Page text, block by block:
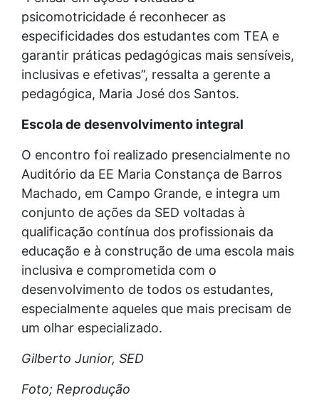
psicomotricidade é reconhecer as
especificidades dos estudantes com TEA e
garantir práticas pedagógicas mais sensíveis,
inclusivas e efetivas”, ressalta a gerente a
pedagógica, Maria José dos Santos.
Escola de desenvolvimento integral
O encontro foi realizado presencialmente no
Auditório da EE Maria Constança de Barros
Machado, em Campo Grande, e integra um
conjunto de ações da SED voltadas à
qualificação contínua dos profissionais da
educação e à construção de uma escola mais
inclusiva e comprometida com o
desenvolvimento de todos os estudantes,
especialmente aqueles que mais precisam de
um olhar especializado.
Gilberto Junior, SED
Foto; Reprodução